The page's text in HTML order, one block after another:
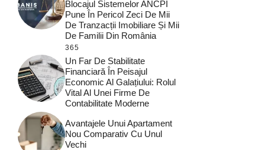
Blocajul Sistemelor ANCPI
Pune În Pericol Zeci De Mii
De Tranzacții Imobiliare Și Mii
De Familii Din România
365
Un Far De Stabilitate
Financiară În Peisajul
Economic Al Galațiului: Rolul
Vital Al Unei Firme De
Contabilitate Moderne
Avantajele Unui Apartament
Nou Comparativ Cu Unul
Vechi